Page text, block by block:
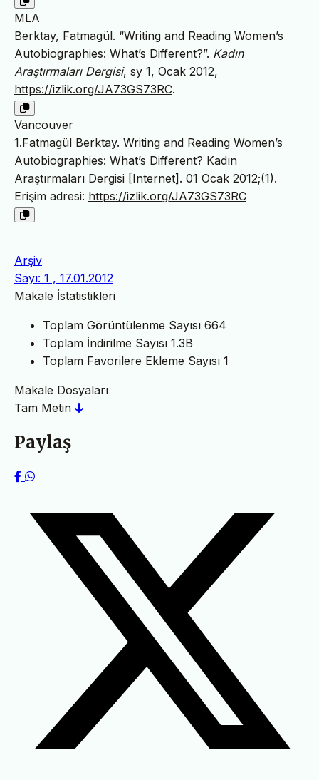
MLA
Berktay, Fatmagül. “Writing and Reading Women’s
Autobiographies: What’s Different?”. Kadın
Araştırmaları Dergisi, sy 1, Ocak 2012,
https://izlik.org/JA73GS73RC.
Vancouver
1.Fatmagül Berktay. Writing and Reading Women’s
Autobiographies: What’s Different? Kadın
Araştırmaları Dergisi [Internet]. 01 Ocak 2012;(1).
Erişim adresi: https://izlik.org/JA73GS73RC
Arşiv
Sayı: 1 , 17.01.2012
Makale İstatistikleri
Toplam Görüntülenme Sayısı 664
Toplam İndirilme Sayısı 1.3B
Toplam Favorilere Ekleme Sayısı 1
Makale Dosyaları
Tam Metin
Paylaş